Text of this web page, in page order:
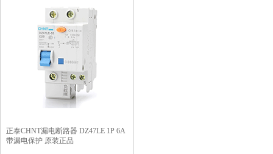
正泰CHNT漏电断路器 DZ47LE 1P 6A
带漏电保护 原装正品